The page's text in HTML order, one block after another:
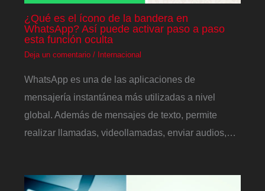
¿Qué es el ícono de la bandera en
WhatsApp? Así puede activar paso a paso
esta función oculta
Deja un comentario / Internacional
WhatsApp es una de las aplicaciones de
mensajería instantánea más utilizadas a nivel
global. Además de mensajes de texto, permite
realizar llamadas, videollamadas, enviar audios,…